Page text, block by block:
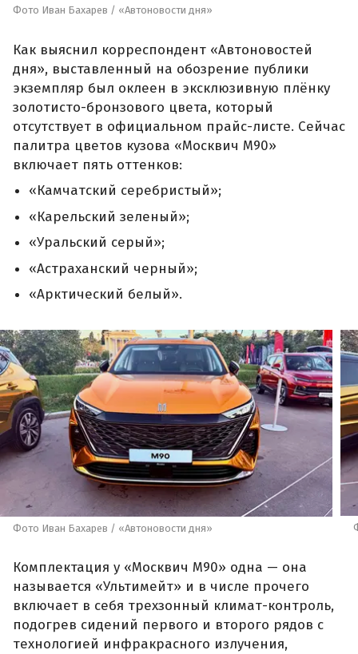
Фото Иван Бахарев / «Автоновости дня»
Как выяснил корреспондент «Автоновостей
дня», выставленный на обозрение публики
экземпляр был оклеен в эксклюзивную плёнку
золотисто-бронзового цвета, который
отсутствует в официальном прайс-листе. Сейчас
палитра цветов кузова «Москвич М90»
включает пять оттенков:
«Камчатский серебристый»;
«Карельский зеленый»;
«Уральский серый»;
«Астраханский черный»;
«Арктический белый».
Фото Иван Бахарев / «Автоновости дня»
Комплектация у «Москвич М90» одна — она
называется «Ультимейт» и в числе прочего
включает в себя трехзонный климат-контроль,
подогрев сидений первого и второго рядов с
технологией инфракрасного излучения,